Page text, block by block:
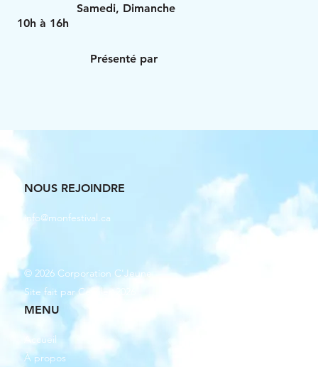
Samedi, Dimanche
10h à 16h
Présenté par
NOUS REJOINDRE
info@monfestival.ca
© 2026 Corporation C'Jeune
Site fait par Cellules 2026
MENU
Accueil
À propos